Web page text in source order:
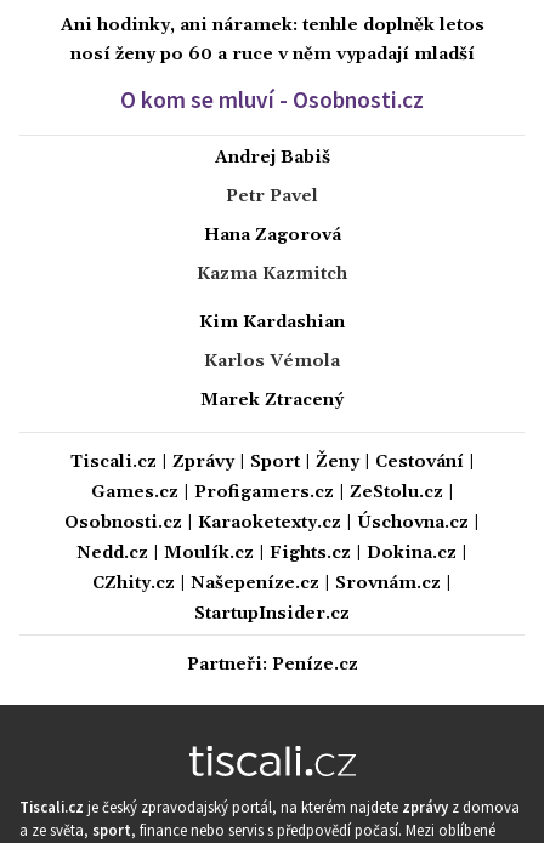
Ani hodinky, ani náramek: tenhle doplněk letos
nosí ženy po 60 a ruce v něm vypadají mladší
O kom se mluví - Osobnosti.cz
Andrej Babiš
Petr Pavel
Hana Zagorová
Kazma Kazmitch
Kim Kardashian
Karlos Vémola
Marek Ztracený
Tiscali.cz Zprávy| Sport| Ženy| Cestování|
Games.cz
Profigamers.cz ZeStolu.cz
Osobnosti.cz
Karaoketexty.cz Úschovna.cz
Nedd.cz
Moulík.cz Fights.cz Dokina.cz
CZhity.cz
Našepeníze.cz Srovnám.cz
StartupInsider.cz
Partneři: Peníze.cz
Tiscali.cz je český zpravodajský portál, na kterém najdete zprávy z domova
a ze světa, sport, finance nebo servis s předpovědí počasí. Mezi oblíbené